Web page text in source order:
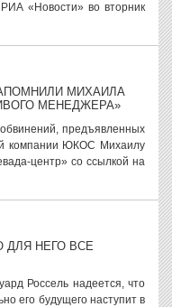
«Новости» во вторник
МИХАИЛА
МЕНЕДЖЕРА»
предъявленных
компании ЮКОС Михаилу
центр» со ссылкой на
ДЛЯ НЕГО ВСЕ
Россель надеется, что
его будущего наступит в